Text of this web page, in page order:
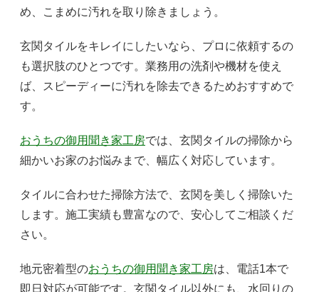
め、こまめに汚れを取り除きましょう。
玄関タイルをキレイにしたいなら、プロに依頼するの
も選択肢のひとつです。業務用の洗剤や機材を使え
ば、スピーディーに汚れを除去できるためおすすめで
す。
おうちの御用聞き家工房では、玄関タイルの掃除から
細かいお家のお悩みまで、幅広く対応しています。
タイルに合わせた掃除方法で、玄関を美しく掃除いた
します。施工実績も豊富なので、安心してご相談くだ
さい。
地元密着型のおうちの御用聞き家工房は、電話1本で
即日対応が可能です。玄関タイル以外にも、水回りの